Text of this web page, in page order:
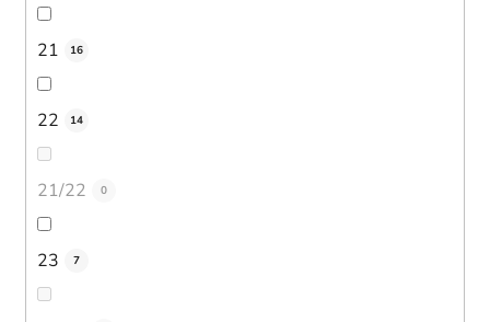
21 16
22 14
21/22 0
23 7